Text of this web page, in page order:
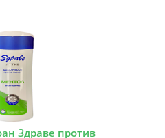
Здраве против